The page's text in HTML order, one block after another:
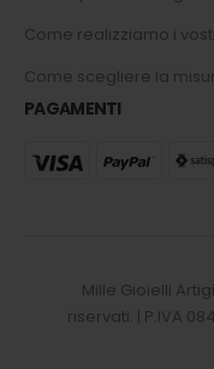
Come realizziamo i
Come scegliere la
PAGAMENTI
Mille Gioielli
riservati. | P.IVA